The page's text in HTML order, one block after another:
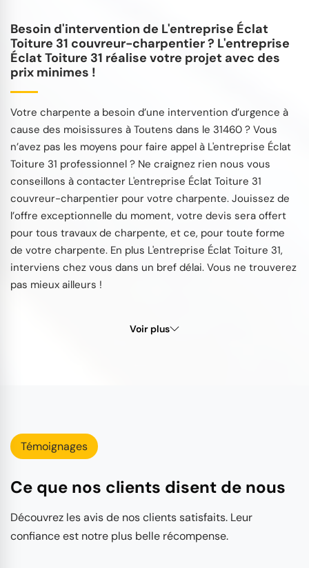
Besoin d'intervention de L'entreprise Éclat
Toiture 31 couvreur-charpentier ? L'entreprise
Éclat Toiture 31 réalise votre projet avec des
prix minimes !
Votre charpente a besoin d’une intervention d’urgence à
cause des moisissures à Toutens dans le 31460 ? Vous
n’avez pas les moyens pour faire appel à L'entreprise Éclat
Toiture 31 professionnel ? Ne craignez rien nous vous
conseillons à contacter L'entreprise Éclat Toiture 31
couvreur-charpentier pour votre charpente. Jouissez de
l’offre exceptionnelle du moment, votre devis sera offert
pour tous travaux de charpente, et ce, pour toute forme
de votre charpente. En plus L'entreprise Éclat Toiture 31,
interviens chez vous dans un bref délai. Vous ne trouverez
pas mieux ailleurs !
Voir plus
Témoignages
Ce que nos clients disent de nous
Découvrez les avis de nos clients satisfaits. Leur
confiance est notre plus belle récompense.